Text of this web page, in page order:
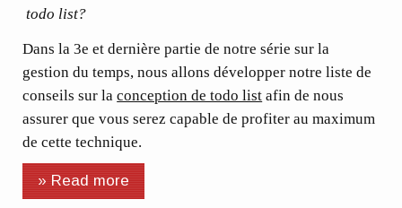
todo list?
Dans la 3e et dernière partie de notre série sur la
gestion du temps, nous allons développer notre liste de
conseils sur laconception de todo list afin de nous
assurer que vous serez capable de profiter au maximum
de cette technique.
» Read more